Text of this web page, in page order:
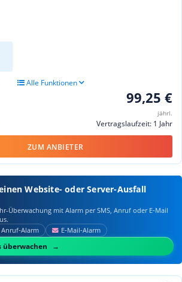
Alle Funktionen
99,25 €
jährl.
Vertragslaufzeit: 1 Jahr
ZUM ANBIETER
Website- oder Server-Ausfall
Überwachung mit Alarm per SMS, Anruf oder E‑Mail
Anruf‑Alarm E‑Mail‑Alarm
überwachen